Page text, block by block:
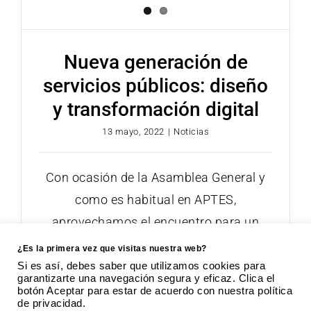
Nueva generación de
servicios públicos: diseño
y transformación digital
13 mayo, 2022 | Noticias
Con ocasión de la Asamblea General y
como es habitual en APTES,
aprovechamos el encuentro para un
espacio de reflexión
¿Es la primera vez que visitas nuestra web?
Si es así, debes saber que utilizamos cookies para
garantizarte una navegación segura y eficaz. Clica el
botón Aceptar para estar de acuerdo con nuestra política
de privacidad.